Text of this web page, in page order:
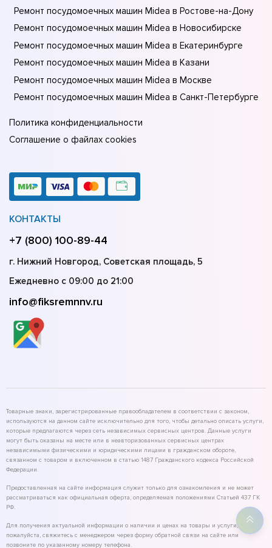
Ремонт посудомоечных машин Midea в Ростове-на-Донy
Ремонт посудомоечных машин Midea в Новосибирске
Ремонт посудомоечных машин Midea в Екатеринбурге
Ремонт посудомоечных машин Midea в Казани
Ремонт посудомоечных машин Midea в Москве
Ремонт посудомоечных машин Midea в Санкт-Петербурге
Политика конфиденциальности
Соглашение о файлах cookies
КОНТАКТЫ
+7 (800) 100-89-44
г. Нижний Новгород, Советская площадь, 5
Ежедневно с 09:00 до 21:00
info@fiksremnnv.ru
Товарные знаки, зарегистрированные правообладателем в соответствии с законом,
используются на данном сайте исключительно для того, чтобы детально описать услуги,
которые предлагаются через сеть независимых сервисных центров. Данные услуги
могут быть оказаны на месте или в неавторизованных сервисных центрах
независимыми физическими и юридическими лицами в гражданском обороте,
связанном с товаром и включенном в статью 1487 Гражданского кодекса Российской
Федерации.
Предоставленная на сайте информация служит только для ознакомления и не может
рассматриваться как официальная оферта, определяемая положениями Статьей 437 ГК
РФ.
Для получения актуальной информации о наличии и ценах на товары и услуги,
пожалуйста, свяжитесь с менеджером через форму обратной связи на сайте или
позвоните по указанному номеру телефона.